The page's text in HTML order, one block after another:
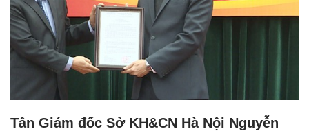
Tân Giám đốc Sở KH&CN Hà Nội Nguyễn